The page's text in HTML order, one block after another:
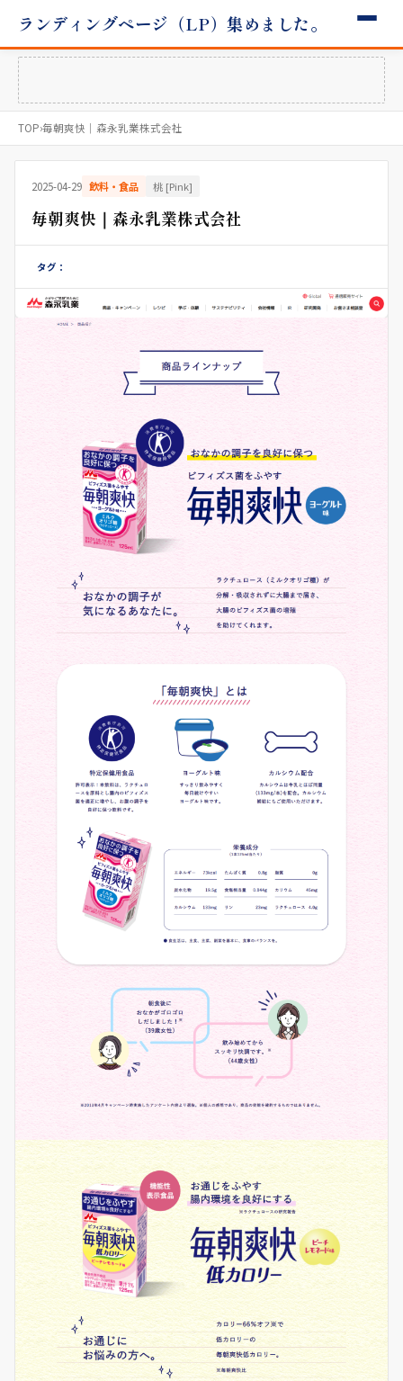
ランディングページ（LP）集めました。
TOP›毎朝爽快｜森永乳業株式会社
2025-04-29 飲料・食品 桃 [Pink]
毎朝爽快｜森永乳業株式会社
タグ：